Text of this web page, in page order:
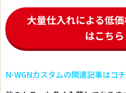
大量仕入れによる低
はこちら
N-WGNカスタムの関連記事はコ